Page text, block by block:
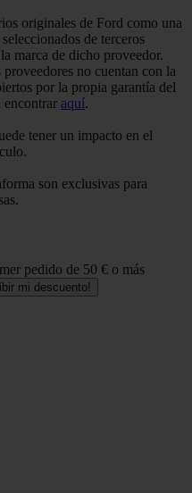
originales de Ford como una
de terceros
marca de dicho proveedor.
no cuentan con la
por la propia garantía del
encontrar aquí.
tener un impacto en el
son exclusivas para
pedido de 50 € o más
mi descuento!